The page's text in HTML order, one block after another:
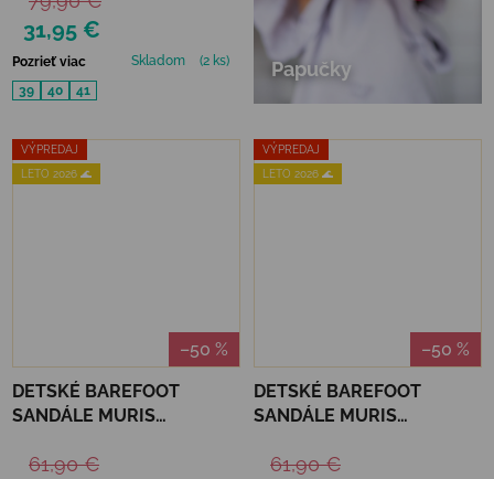
31,95 €
Pozrieť viac Skladom
(2 ks)
39
40 41
Papučky
VÝPREDAJ
LETO 2026 🌊
–50 %
DETSKÉ BAREFOOT
SANDÁLE MURIS
WALNUT BROWN
61,90 €
VÝPREDAJ
LETO 2026 🌊
–50 %
DETSKÉ BAREFOOT
SANDÁLE MURIS
61,90 €